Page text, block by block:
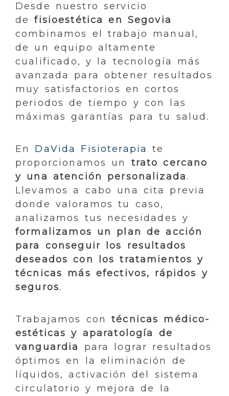
Desde nuestro servicio
defisioestética en Segovia
combinamos el trabajo manual,
de un equipo altamente
cualificado, y la tecnología más
avanzada para obtener resultados
muy satisfactorios en cortos
periodos de tiempo y con las
máximas garantías para tu salud.
En DaVida Fisioterapia
te
proporcionamos un trato cercano
y una atención personalizada.
Llevamos a cabo una cita previa
donde valoramos tu caso,
analizamos tus necesidades y
formalizamos un plan de acción
para conseguir los resultados
deseados con los tratamientos y
técnicas más efectivos, rápidos y
seguros.
Trabajamos contécnicas médico-
estéticas y aparatología de
vanguardia
para lograr resultados
óptimos en la eliminación de
líquidos, activación del sistema
circulatorio y mejora de la